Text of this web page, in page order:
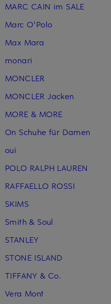
MARC CAIN im SALE
Marc O'Polo
Max Mara
monari
MONCLER
MONCLER Jacken
MORE & MORE
On Schuhe für Damen
oui
POLO RALPH LAUREN
RAFFAELLO ROSSI
SKIMS
Smith & Soul
STANLEY
STONE ISLAND
TIFFANY & Co.
Vera Mont